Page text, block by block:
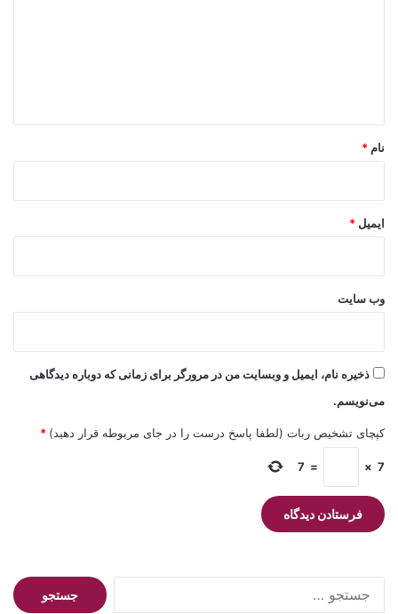
نام *
ایمیل *
وب‌ سایت
ذخیره نام، ایمیل و وبسایت من در مرورگر برای زمانی که دوباره دیدگاهی
می‌نویسم.
کپچای تشخیص ربات (لطفا پاسخ درست را در جای مربوطه قرار دهید) *
7
×
=
7
جستجو
برای: